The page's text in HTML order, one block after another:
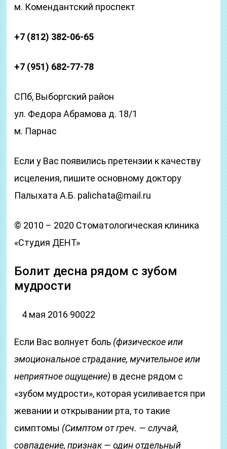
м. Комендантский проспект
+7 (812) 382-06-65
+7 (951) 682-77-78
СПб, Выборгский район
ул. Федора Абрамова д. 18/1
м. Парнас
Если у Вас появились претензии к качеству
исцеления, пишите основному доктору
Палыхата А.Б. palichata@mail.ru
© 2010 – 2020 Стоматологическая клиника
«Студия ДЕНТ»
Болит десна рядом с зубом
мудрости
4 мая 2016 90022
Если Вас волнует боль (физическое или
эмоциональное страдание, мучительное или
неприятное ощущение) в десне рядом с
«зубом мудрости», которая усиливается при
жевании и открывании рта, то такие
симптомы (Симптом от греч. — случай,
совпадение, признак — один отдельный